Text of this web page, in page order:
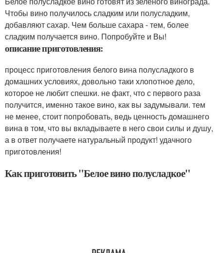
Чтобы вино получилось сладким или полусладким,
добавляют сахар. Чем больше сахара - тем, более
сладким получается вино. Попробуйте и Вы!
описание приготовления:
процесс приготовления белого вина полусладкого в
домашних условиях, довольно таки хлопотное дело,
которое не любит спешки. не факт, что с первого раза
получится, именно такое вино, как вы задумывали. тем
не менее, стоит попробовать, ведь ценность домашнего
вина в том, что вы вкладываете в него свои силы и душу,
а в ответ получаете натуральный продукт! удачного
приготовления!
Как приготовить "Белое вино полусладкое"